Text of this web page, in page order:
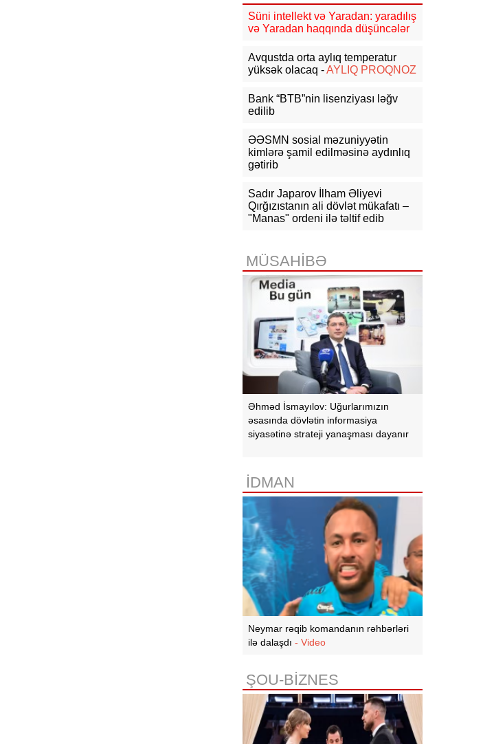
Cəmiyyətində görüş
direktoruna sui-qəsd edilib- VİDEO
üçün raket tədarükü üç dəfə azalıb
təyyarəsinin yaxınlığında partlayıcı
yüklü PUA-nın aşkarlandığını
təsdiqləyib
Rusiya aktivlərindən gəlirlər
hesabına 1,4 mlrd. avro ayıracaq
niyyətində deyil
Süni intellekt və Yaradan: yaradılış
və Yaradan haqqında düşüncələr
Avqustda orta aylıq temperatur
yüksək olacaq -AYLIQ PROQNOZ
Bank “BTB”nin lisenziyası ləğv
edilib
ƏƏSMN sosial məzuniyyətin
kimlərə şamil edilməsinə aydınlıq
gətirib
Sadır Japarov İlham Əliyevi
Qırğızıstanın ali dövlət mükafatı –
"Manas" ordeni ilə təltif edib
MÜSAHİBƏ
Əhməd İsmayılov: Uğurlarımızın
əsasında dövlətin informasiya
siyasətinə strateji yanaşması dayanır
İDMAN
Neymar rəqib komandanın rəhbərləri
ilə dalaşdı- Video
ŞOU-BİZNES